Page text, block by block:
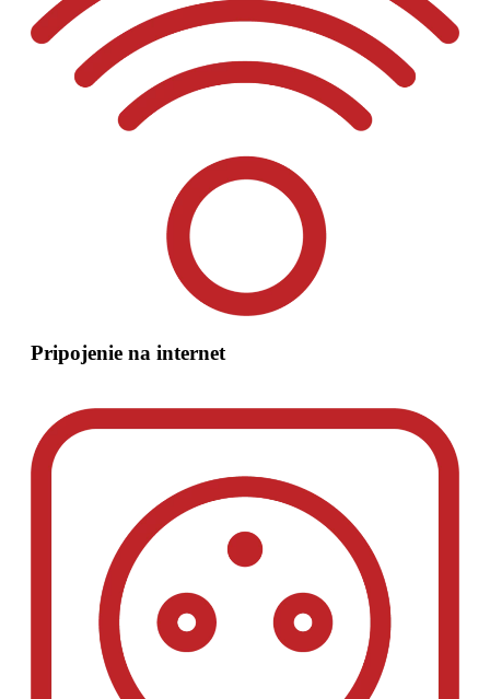
Pripojenie na internet